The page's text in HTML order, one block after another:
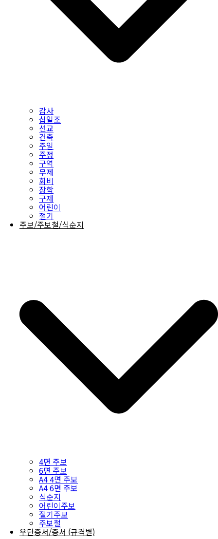
감사
십일조
선교
건축
주일
주정
구역
무제
회비
장학
구제
어린이
절기
주보/주보철/식순지
4면 주보
6면 주보
A4 4면 주보
A4 6면 주보
식순지
어린이주보
절기주보
주보철
우단증서/증서 (규격별)